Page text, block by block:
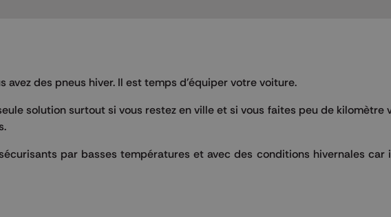
avez des pneus hiver. Il est temps d'équiper votre voiture.
solution surtout si vous restez en ville et si vous faites peu de kilomètre
par basses températures et avec des conditions hivernales car